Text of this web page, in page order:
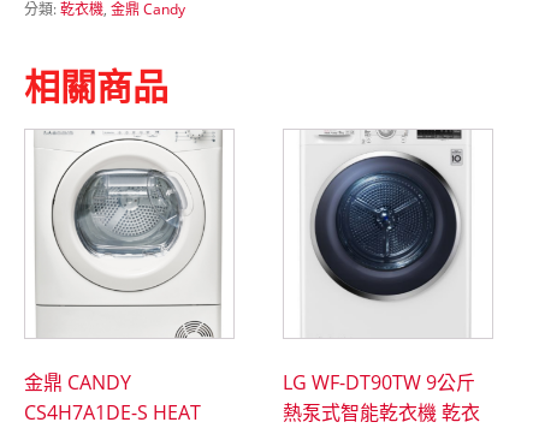
S
衣
機
數
分類:乾衣機, 金鼎 Candy
相關商品
金鼎 CANDY
CS4H7A1DE-S HEAT
LG WF-DT90TW 9公斤
熱泵式智能乾衣機 乾衣